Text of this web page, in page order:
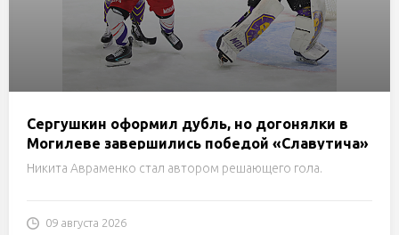
Сергушкин оформил дубль, но догонялки в
Могилеве завершились победой «Славутича»
Никита Авраменко стал автором решающего гола.
09 августа 2026